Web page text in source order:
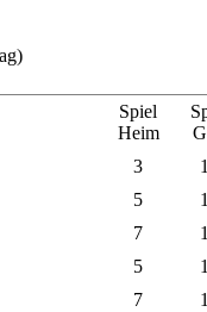
Spiel
Heim
3
5
7
5
7